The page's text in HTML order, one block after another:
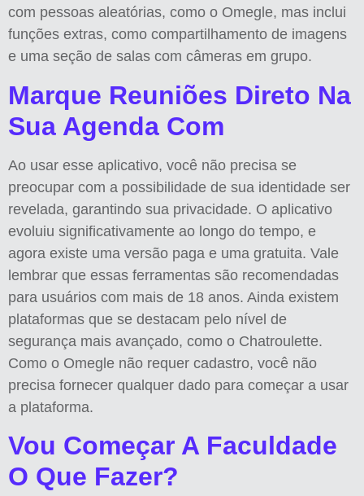
com pessoas aleatórias, como o Omegle, mas inclui
funções extras, como compartilhamento de imagens
e uma seção de salas com câmeras em grupo.
Marque Reuniões Direto Na
Sua Agenda Com
Ao usar esse aplicativo, você não precisa se
preocupar com a possibilidade de sua identidade ser
revelada, garantindo sua privacidade. O aplicativo
evoluiu significativamente ao longo do tempo, e
agora existe uma versão paga e uma gratuita. Vale
lembrar que essas ferramentas são recomendadas
para usuários com mais de 18 anos. Ainda existem
plataformas que se destacam pelo nível de
segurança mais avançado, como o Chatroulette.
Como o Omegle não requer cadastro, você não
precisa fornecer qualquer dado para começar a usar
a plataforma.
Vou Começar A Faculdade
O Que Fazer?